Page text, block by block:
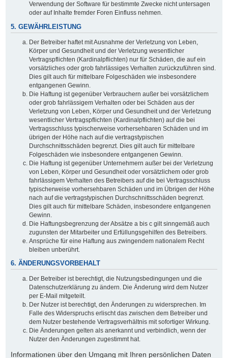
Verwendung der Software für bestimmte Zwecke nicht untersagen
oder auf Inhalte fremder Foren Einfluss nehmen.
5. GEWÄHRLEISTUNG
Der Betreiber haftet mit Ausnahme der Verletzung von Leben,
Körper und Gesundheit und der Verletzung wesentlicher
Vertragspflichten (Kardinalpflichten) nur für Schäden, die auf ein
vorsätzliches oder grob fahrlässiges Verhalten zurückzuführen sind.
Dies gilt auch für mittelbare Folgeschäden wie insbesondere
entgangenen Gewinn.
Die Haftung ist gegenüber Verbrauchern außer bei vorsätzlichem
oder grob fahrlässigem Verhalten oder bei Schäden aus der
Verletzung von Leben, Körper und Gesundheit und der Verletzung
wesentlicher Vertragspflichten (Kardinalpflichten) auf die bei
Vertragsschluss typischerweise vorhersehbaren Schäden und im
übrigen der Höhe nach auf die vertragstypischen
Durchschnittsschäden begrenzt. Dies gilt auch für mittelbare
Folgeschäden wie insbesondere entgangenen Gewinn.
Die Haftung ist gegenüber Unternehmern außer bei der Verletzung
von Leben, Körper und Gesundheit oder vorsätzlichem oder grob
fahrlässigem Verhalten des Betreibers auf die bei Vertragsschluss
typischerweise vorhersehbaren Schäden und im Übrigen der Höhe
nach auf die vertragstypischen Durchschnittsschäden begrenzt.
Dies gilt auch für mittelbare Schäden, insbesondere entgangenen
Gewinn.
Die Haftungsbegrenzung der Absätze a bis c gilt sinngemäß auch
zugunsten der Mitarbeiter und Erfüllungsgehilfen des Betreibers.
Ansprüche für eine Haftung aus zwingendem nationalem Recht
bleiben unberührt.
6. ÄNDERUNGSVORBEHALT
Der Betreiber ist berechtigt, die Nutzungsbedingungen und die
Datenschutzerklärung zu ändern. Die Änderung wird dem Nutzer
per E-Mail mitgeteilt.
Der Nutzer ist berechtigt, den Änderungen zu widersprechen. Im
Falle des Widerspruchs erlischt das zwischen dem Betreiber und
dem Nutzer bestehende Vertragsverhältnis mit sofortiger Wirkung.
Die Änderungen gelten als anerkannt und verbindlich, wenn der
Nutzer den Änderungen zugestimmt hat.
Informationen über den Umgang mit Ihren persönlichen Daten